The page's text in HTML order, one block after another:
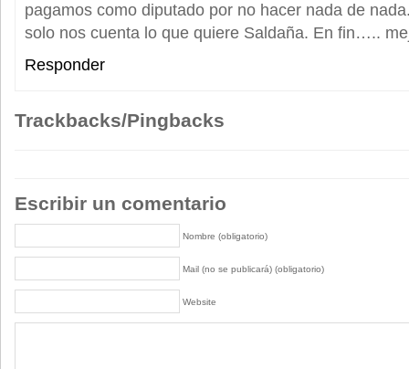
pagamos como diputado por no hacer nada de
solo nos cuenta lo que quiere Saldaña. En fin…..
Responder
Trackbacks/Pingbacks
Escribir un comentario
Nombre (obligatorio)
Mail (no se publicará) (obligatorio)
Website